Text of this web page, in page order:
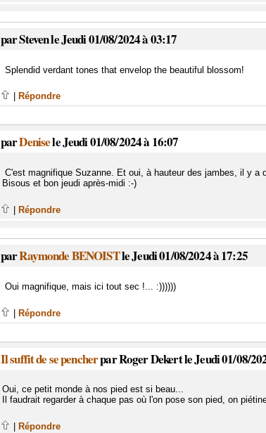
par Steven le Jeudi 01/08/2024 à 03:17
Splendid verdant tones that envelop the beautiful blossom!
Répondre
parDenisele Jeudi 01/08/2024 à 16:07
C'est magnifique Suzanne. Et oui, à hauteur des jambes, il y a
Bisous et bon jeudi après-midi :-)
Répondre
parRaymonde BENOISTle Jeudi 01/08/2024 à 17:25
Oui magnifique, mais ici tout sec !... :))))))
| Répondre
Il suffit de se pencherpar Roger Dekert le Jeudi 01/08/
Oui, ce petit monde à nos pied est si beau...
Il faudrait regarder à chaque pas où l'on pose son pied, on
Répondre